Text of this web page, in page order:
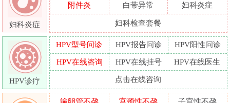
妇科炎症
附件炎
白带异常 妇科炎症
妇科检查套餐
HPV诊疗
HPV型号问诊 HPV报告问诊
HPV阳性问诊
HPV在线咨询
HPV在线挂号 HPV在线医生
点击在线咨询
输卵管不孕 宫颈性不孕
子宫性不孕